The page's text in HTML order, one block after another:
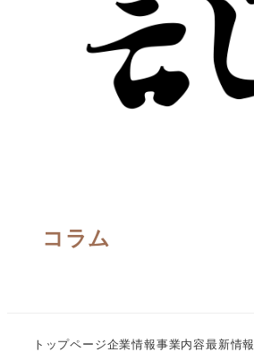
コラム
トップページ企業情報事業内容最新情報